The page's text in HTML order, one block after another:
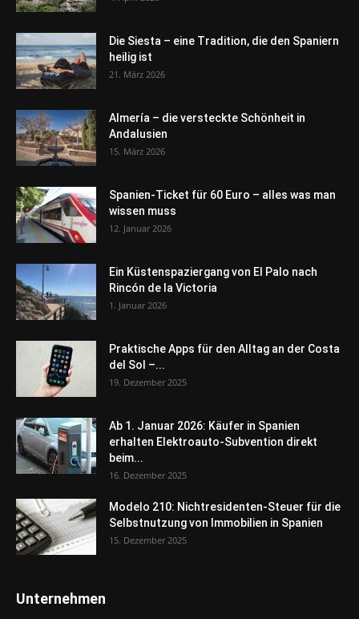
Die Siesta – eine Tradition, die den Spaniern
heilig ist
21. März 2026
Almería – die versteckte Schönheit in
Andalusien
15. März 2026
Spanien-Ticket für 60 Euro – alles was man
wissen muss
12. Januar 2026
Ein Küstenspaziergang von El Palo nach
Rincón de la Victoria
1. Januar 2026
Praktische Apps für den Alltag an der Costa
del Sol –...
19. Dezember 2025
Ab 1. Januar 2026: Käufer in Spanien
erhalten Elektroauto-Subvention direkt
beim...
16. Dezember 2025
Modelo 210: Nichtresidenten-Steuer für die
Selbstnutzung von Immobilien in Spanien
15. Dezember 2025
Unternehmen